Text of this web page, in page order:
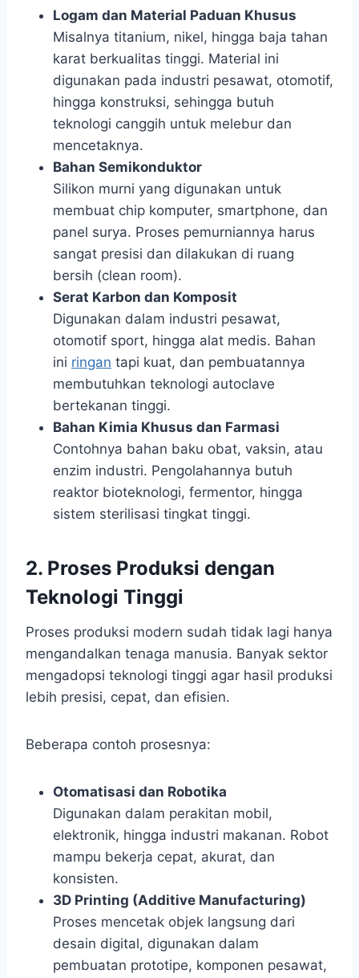
Logam dan Material Paduan Khusus
Misalnya titanium, nikel, hingga baja tahan
karat berkualitas tinggi. Material ini
digunakan pada industri pesawat, otomotif,
hingga konstruksi, sehingga butuh
teknologi canggih untuk melebur dan
mencetaknya.
Bahan Semikonduktor
Silikon murni yang digunakan untuk
membuat chip komputer, smartphone, dan
panel surya. Proses pemurniannya harus
sangat presisi dan dilakukan di ruang
bersih (clean room).
Serat Karbon dan Komposit
Digunakan dalam industri pesawat,
otomotif sport, hingga alat medis. Bahan
ini ringan tapi kuat, dan pembuatannya
membutuhkan teknologi autoclave
bertekanan tinggi.
Bahan Kimia Khusus dan Farmasi
Contohnya bahan baku obat, vaksin, atau
enzim industri. Pengolahannya butuh
reaktor bioteknologi, fermentor, hingga
sistem sterilisasi tingkat tinggi.
2. Proses Produksi dengan
Teknologi Tinggi
Proses produksi modern sudah tidak lagi hanya
mengandalkan tenaga manusia. Banyak sektor
mengadopsi teknologi tinggi agar hasil produksi
lebih presisi, cepat, dan efisien.
Beberapa contoh prosesnya:
Otomatisasi dan Robotika
Digunakan dalam perakitan mobil,
elektronik, hingga industri makanan. Robot
mampu bekerja cepat, akurat, dan
konsisten.
3D Printing (Additive Manufacturing)
Proses mencetak objek langsung dari
desain digital, digunakan dalam
pembuatan prototipe, komponen pesawat,